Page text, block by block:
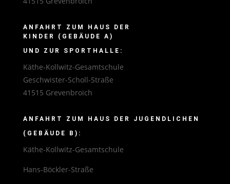
ANFAHRT ZUM HAUS DER
KINDER (GEBÄUDE A)
UND ZUR SPORTHALLE:
Käthe-Kollwitz-Gesamtschule
Geschwister-Scholl-Straße
41515 Grevenbroich
ANFAHRT ZUM HAUS DER JUGENDLICHEN
(GEBÄUDE B):
Käthe-Kollwitz-Gesamtschule
Hans-Böckler-Straße